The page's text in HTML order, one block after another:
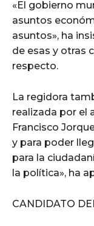
«El gobierno
asuntos
asuntos», ha
de esas y otras
respecto.
La regidora
realizada por el
Francisco
y para poder
para la
la política», ha
CANDIDATO